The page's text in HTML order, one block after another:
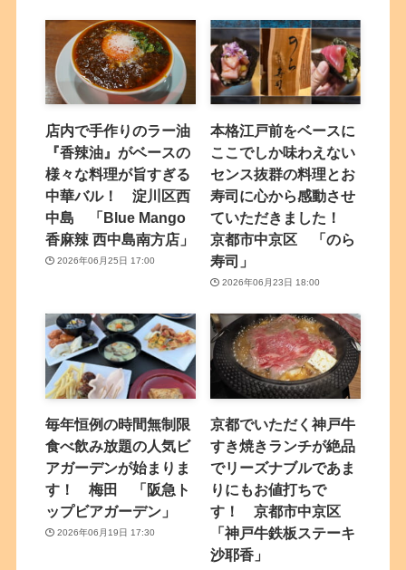
店内で手作りのラー油
『香辣油』がベースの
様々な料理が旨すぎる
中華バル！ 淀川区西
中島 「Blue Mango
香麻辣 西中島南方店」
2026年06月25日 17:00
本格江戸前をベースに
ここでしか味わえない
センス抜群の料理とお
寿司に心から感動させ
ていただきました！
京都市中京区 「のら
寿司」
2026年06月23日 18:00
毎年恒例の時間無制限
食べ飲み放題の人気ビ
アガーデンが始まりま
す！ 梅田 「阪急ト
ップビアガーデン」
2026年06月19日 17:30
京都でいただく神戸牛
すき焼きランチが絶品
でリーズナブルであま
りにもお値打ちで
す！ 京都市中京区
「神戸牛鉄板ステーキ
沙耶香」